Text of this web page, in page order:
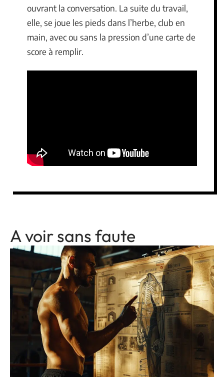
ouvrant la conversation. La suite du travail,
elle, se joue les pieds dans l’herbe, club en
main, avec ou sans la pression d’une carte de
score à remplir.
A voir sans faute